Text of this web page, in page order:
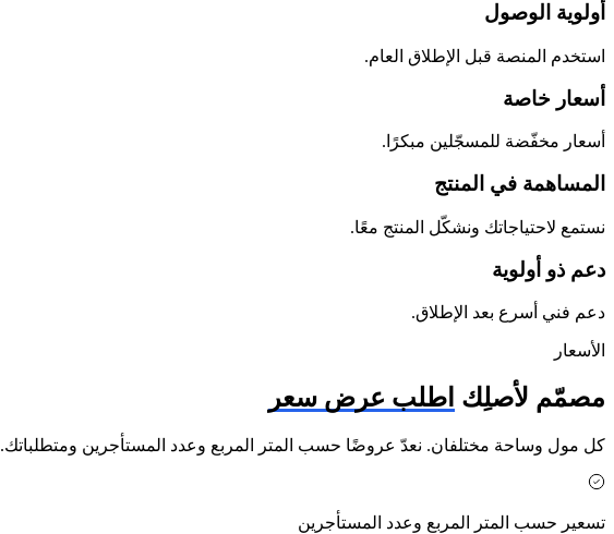
أولوية الوصول
استخدم المنصة قبل الإطلاق العام.
أسعار خاصة
أسعار مخفّضة للمسجّلين مبكرًا.
المساهمة في المنتج
نستمع لاحتياجاتك ونشكّل المنتج معًا.
دعم ذو أولوية
دعم فني أسرع بعد الإطلاق.
الأسعار
مصمّم لأصلِك اطلب عرض سعر
كل مول وساحة مختلفان. نعدّ عروضًا حسب المتر المربع وعدد المستأجرين ومتطلباتك.
تسعير حسب المتر المربع وعدد المستأجرين